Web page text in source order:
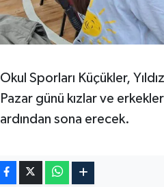
Okul Sporları Küçükler,
Pazar günü kızlar ve
ardından sona erecek.